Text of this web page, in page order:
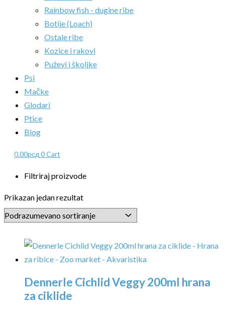
Rainbow fish - dugine ribe
Botije (Loach)
Ostale ribe
Kozice i rakovi
Puževi i školjke
Psi
Mačke
Glodari
Ptice
Blog
0.00рсд 0Cart
Filtriraj proizvode
Prikazan jedan rezultat
Dennerle Cichlid Veggy 200ml hrana
za ciklide